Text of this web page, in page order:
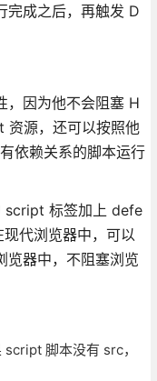
完成之后，再触发 D
，因为他不会阻塞 H
源，还可以按照他
依赖关系的脚本运行
script 标签加上 defe
代浏览器中，可以
览器中，不阻塞浏览
脚本没有 src，